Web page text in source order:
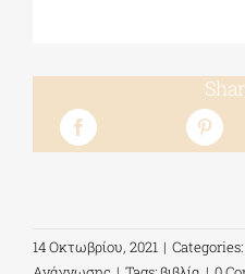
14 Οκτωβρίου, 2021 | Categories: